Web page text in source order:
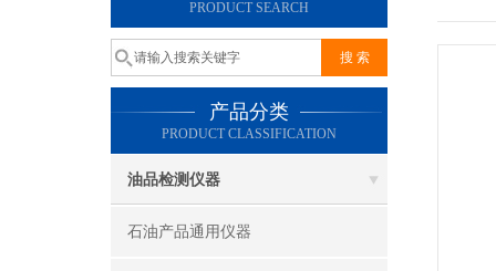
PRODUCT SEARCH
产品分类
PRODUCT CLASSIFICATION
油品检测仪器
石油产品通用仪器